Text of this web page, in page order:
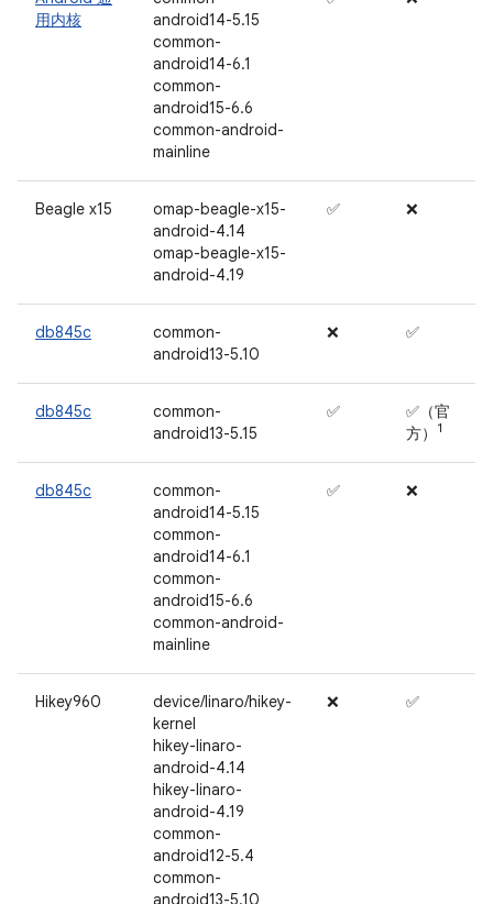
用内核
android14-5.15
common-
android14-6.1
common-
android15-6.6
common-android-
mainline
Beagle x15
omap-beagle-x15-
android-4.14
omap-beagle-x15-
android-4.19
✅ ❌
db845c
common-
android13-5.10
❌ ✅
db845c
common-
android13-5.15
✅
✅（官
方）
1
db845c
common-
android14-5.15
common-
android14-6.1
common-
android15-6.6
common-android-
mainline
✅ ❌
Hikey960
device/linaro/hikey-
kernel
hikey-linaro-
android-4.14
hikey-linaro-
android-4.19
common-
android12-5.4
common-
android13-5.10
❌ ✅